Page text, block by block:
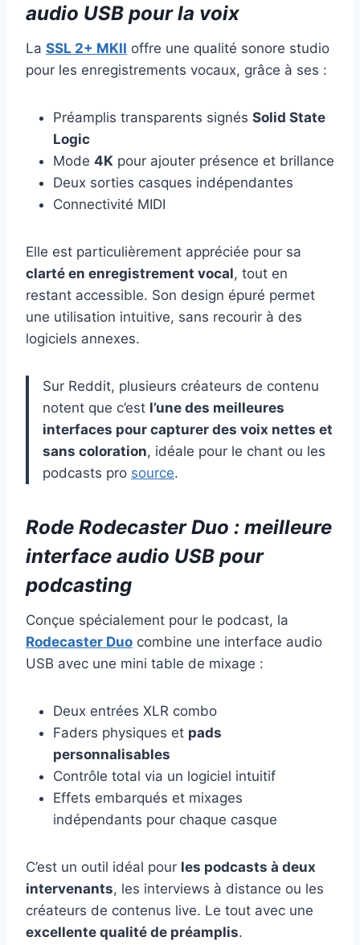
audio USB pour la voix
La SSL 2+ MKII offre une qualité sonore studio
pour les enregistrements vocaux, grâce à ses :
Préamplis transparents signés Solid State
Logic
Mode 4K pour ajouter présence et brillance
Deux sorties casques indépendantes
Connectivité MIDI
Elle est particulièrement appréciée pour sa
clarté en enregistrement vocal, tout en
restant accessible. Son design épuré permet
une utilisation intuitive, sans recourir à des
logiciels annexes.
Sur Reddit, plusieurs créateurs de contenu
notent que c’est l’une des meilleures
interfaces pour capturer des voix nettes et
sans coloration, idéale pour le chant ou les
podcasts pro source.
Rode Rodecaster Duo : meilleure
interface audio USB pour
podcasting
Conçue spécialement pour le podcast, la
Rodecaster Duo combine une interface audio
USB avec une mini table de mixage :
Deux entrées XLR combo
Faders physiques et pads
personnalisables
Contrôle total via un logiciel intuitif
Effets embarqués et mixages
indépendants pour chaque casque
C’est un outil idéal pour les podcasts à deux
intervenants, les interviews à distance ou les
créateurs de contenus live. Le tout avec une
excellente qualité de préamplis.